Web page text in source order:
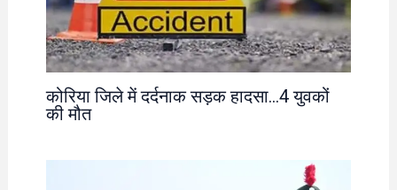
कोरिया जिले में दर्दनाक सड़क हादसा…4 युवकों
की मौत